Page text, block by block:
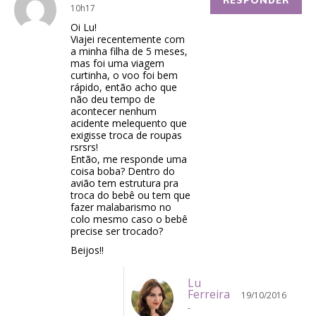
10h17
Oi Lu!
Viajei recentemente com
a minha filha de 5 meses,
mas foi uma viagem
curtinha, o voo foi bem
rápido, então acho que
não deu tempo de
acontecer nenhum
acidente melequento que
exigisse troca de roupas
rsrsrs!
Então, me responde uma
coisa boba? Dentro do
avião tem estrutura pra
troca do bebê ou tem que
fazer malabarismo no
colo mesmo caso o bebê
precise ser trocado?
Beijos!!
Lu
Ferreira
19/10/2016
-